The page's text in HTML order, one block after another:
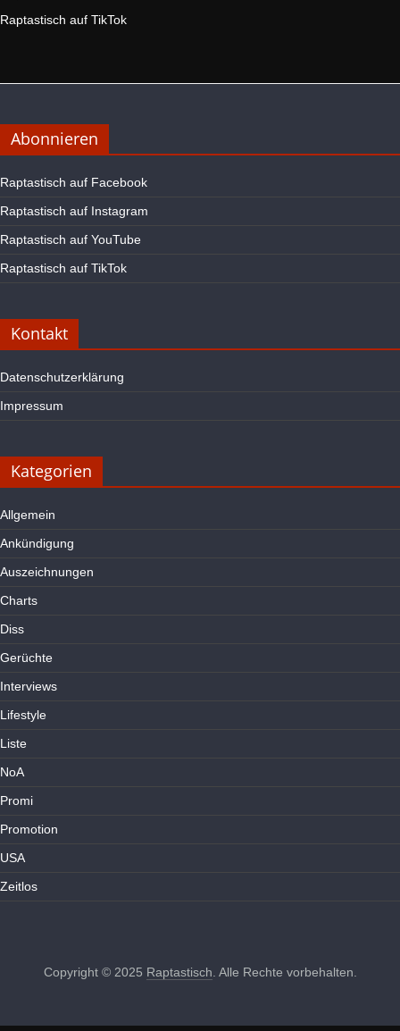
Raptastisch auf TikTok
Abonnieren
Raptastisch auf Facebook
Raptastisch auf Instagram
Raptastisch auf YouTube
Raptastisch auf TikTok
Kontakt
Datenschutzerklärung
Impressum
Kategorien
Allgemein
Ankündigung
Auszeichnungen
Charts
Diss
Gerüchte
Interviews
Lifestyle
Liste
NoA
Promi
Promotion
USA
Zeitlos
Copyright © 2025 Raptastisch . Alle Rechte vorbehalten.